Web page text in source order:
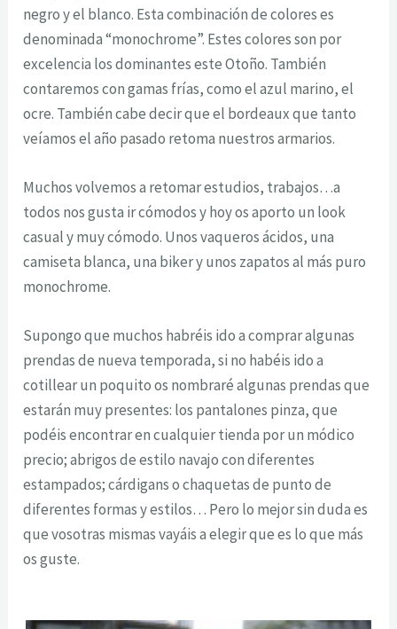
negro y el blanco. Esta combinación de colores es
denominada “monochrome”. Estes colores son por
excelencia los dominantes este Otoño. También
contaremos con gamas frías, como el azul marino, el
ocre. También cabe decir que el bordeaux que tanto
veíamos el año pasado retoma nuestros armarios.
Muchos volvemos a retomar estudios, trabajos…a
todos nos gusta ir cómodos y hoy os aporto un look
casual y muy cómodo. Unos vaqueros ácidos, una
camiseta blanca, una biker y unos zapatos al más puro
monochrome.
Supongo que muchos habréis ido a comprar algunas
prendas de nueva temporada, si no habéis ido a
cotillear un poquito os nombraré algunas prendas que
estarán muy presentes: los pantalones pinza, que
podéis encontrar en cualquier tienda por un módico
precio; abrigos de estilo navajo con diferentes
estampados; cárdigans o chaquetas de punto de
diferentes formas y estilos… Pero lo mejor sin duda es
que vosotras mismas vayáis a elegir que es lo que más
os guste.